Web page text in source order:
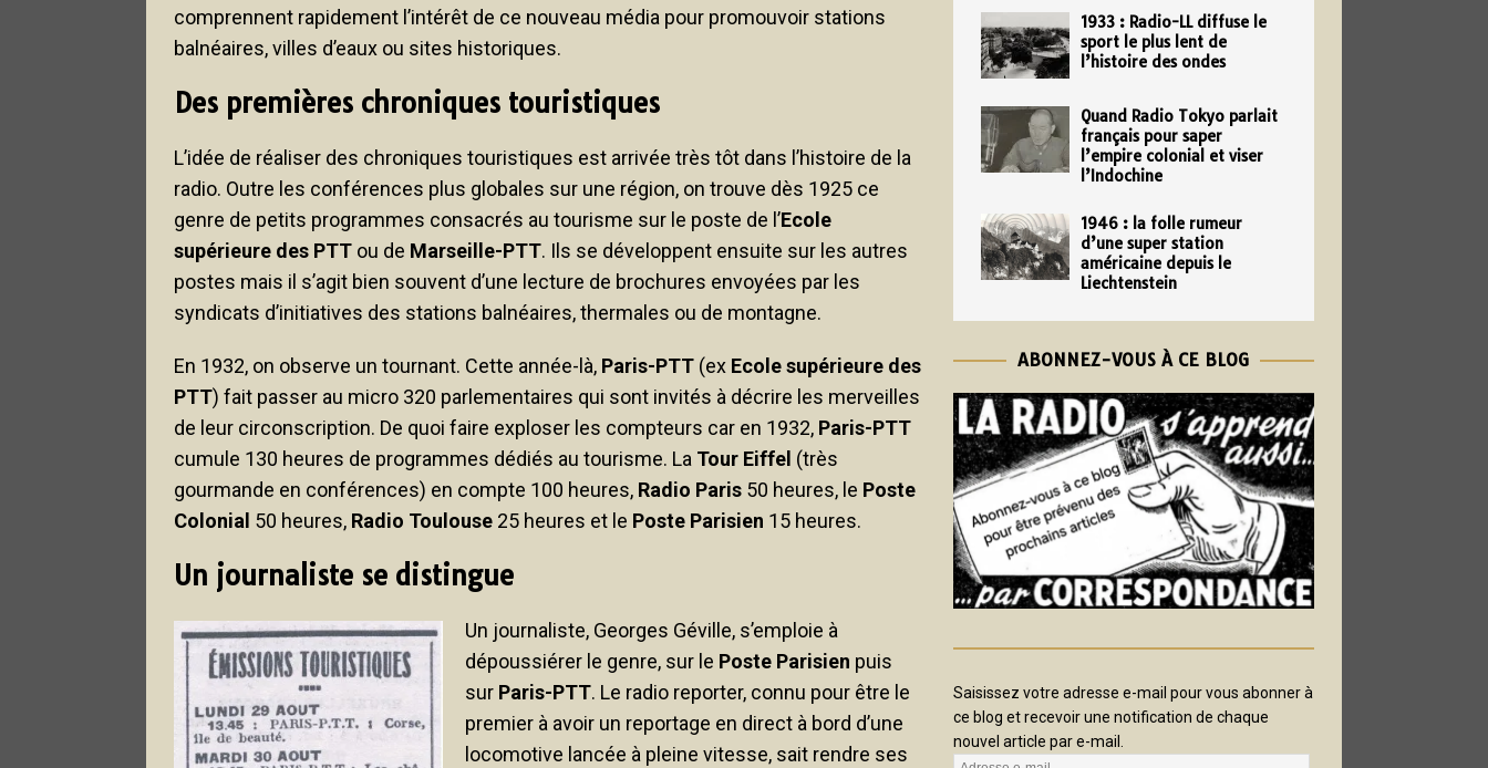
comprennent rapidement l’intérêt de ce nouveau média pour promouvoir stations
balnéaires, villes d’eaux ou sites historiques.
Des premières chroniques touristiques
L’idée de réaliser des chroniques touristiques est arrivée très tôt dans l’histoire de la
radio. Outre les conférences plus globales sur une région, on trouve dès 1925 ce
genre de petits programmes consacrés au tourisme sur le poste de l’Ecole
supérieure des PTT ou de Marseille-PTT. Ils se développent ensuite sur les autres
postes mais il s’agit bien souvent d’une lecture de brochures envoyées par les
syndicats d’initiatives des stations balnéaires, thermales ou de montagne.
En 1932, on observe un tournant. Cette année-là, Paris-PTT (ex Ecole supérieure des
PTT) fait passer au micro 320 parlementaires qui sont invités à décrire les merveilles
de leur circonscription. De quoi faire exploser les compteurs car en 1932, Paris-PTT
cumule 130 heures de programmes dédiés au tourisme. La Tour Eiffel (très
gourmande en conférences) en compte 100 heures, Radio Paris 50 heures, le Poste
Colonial 50 heures, Radio Toulouse 25 heures et le Poste Parisien 15 heures.
Un journaliste se distingue
Un journaliste, Georges Géville, s’emploie à
dépoussiérer le genre, sur le Poste Parisien puis
sur Paris-PTT. Le radio reporter, connu pour être le
premier à avoir un reportage en direct à bord d’une
locomotive lancée à pleine vitesse, sait rendre ses
1933 : Radio-LL diffuse le
sport le plus lent de
l’histoire des ondes
Quand Radio Tokyo parlait
français pour saper
l’empire colonial et viser
l’Indochine
1946 : la folle rumeur
d’une super station
américaine depuis le
Liechtenstein
ABONNEZ-VOUS À CE BLOG
Saisissez votre adresse e-mail pour vous abonner à
ce blog et recevoir une notification de chaque
nouvel article par e-mail.